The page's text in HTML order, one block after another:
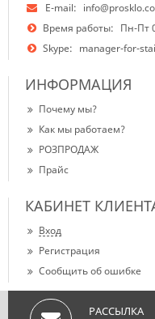
E-mail:
Время работы: Пн-Пт
Skype: manager-for-
ИНФОРМАЦИЯ
Почему мы?
Как мы работаем?
РОЗПРОДАЖ
Прайс
КАБИНЕТ
Вход
Регистрация
Сообщить об ошибке
РАССЫЛКА